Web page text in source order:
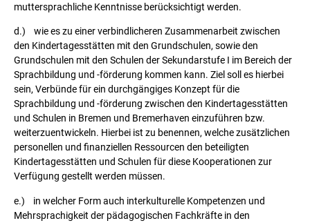
muttersprachliche Kenntnisse berücksichtigt werden.
d.) wie es zu einer verbindlicheren Zusammenarbeit zwischen
den Kindertagesstätten mit den Grundschulen, sowie den
Grundschulen mit den Schulen der Sekundarstufe I im Bereich der
Sprachbildung und -förderung kommen kann. Ziel soll es hierbei
sein, Verbünde für ein durchgängiges Konzept für die
Sprachbildung und -förderung zwischen den Kindertagesstätten
und Schulen in Bremen und Bremerhaven einzuführen bzw.
weiterzuentwickeln. Hierbei ist zu benennen, welche zusätzlichen
personellen und finanziellen Ressourcen den beteiligten
Kindertagesstätten und Schulen für diese Kooperationen zur
Verfügung gestellt werden müssen.
e.) in welcher Form auch interkulturelle Kompetenzen und
Mehrsprachigkeit der pädagogischen Fachkräfte in den